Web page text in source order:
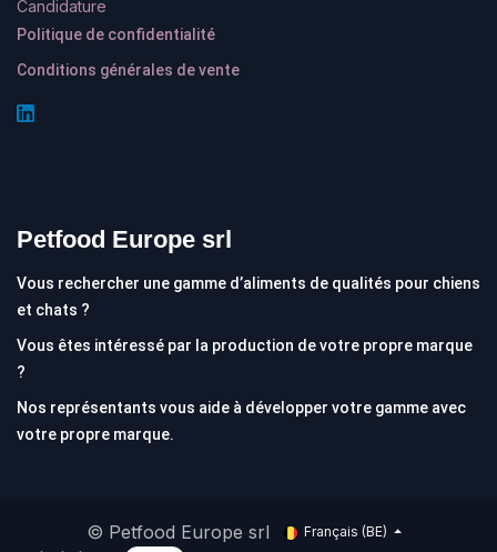
Candidature
Politique de confidentialité
Conditions générales de vente
Petfood Europe srl
Vous rechercher une gamme d’aliments de qualités pour chiens
et chats ?
Vous êtes intéressé par la production de votre propre marque
?
Nos représentants vous aide à développer votre gamme avec
votre propre marque.
© Petfood Europe srl Français (BE)